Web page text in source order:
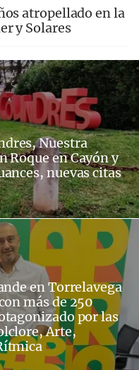
atropellado en la
y Solares
Nuestra
Roque en Cayón y
nuevas citas
en Torrelavega
más de 250
por las
Arte,